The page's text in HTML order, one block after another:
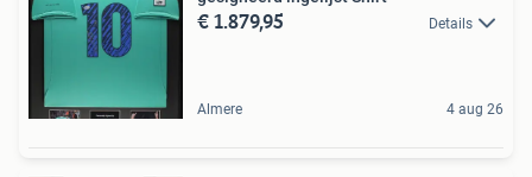
€ 1.879,95 Details
Almere 4 aug 26